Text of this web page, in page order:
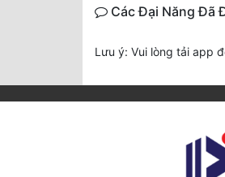
Các Đại Năng Đã
Lưu ý: Vui lòng tải app